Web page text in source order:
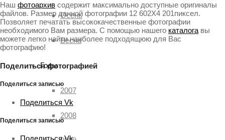
Осень
Весна
Годы
2007
2008
Наш фотоархив содержит максимально доступные оригиналы
файлов. Размер данной фотографии 12 602X4 201пиксел.
Позволяет печатать высококачественные фотографии
необходимого Вам размера. С помощью нашего каталога вы
можете легко найти наиболее подходящюю для Вас
фотографию!
Поделиться фотографией
Поделиться записью
Поделиться Vk
Поделиться записью